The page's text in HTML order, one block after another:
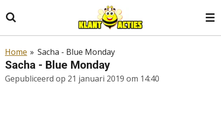
direct
naar
hoofdinhoud
Home » Sacha - Blue Monday
Sacha - Blue Monday
Gepubliceerd op 21 januari 2019 om 14:40